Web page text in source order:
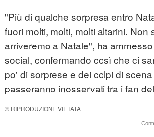
"Più di qualche sorpresa entro
fuori molti, molti, molti altarini. Non
arriveremo a Natale", ha
social, confermando così che ci
po' di sorprese e dei colpi di
passeranno inosservati tra i fan
© RIPRODUZIONE VIETATA